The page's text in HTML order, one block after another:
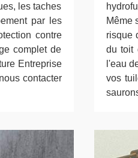
les taches
par les
contre
complet de
Entreprise
contacter
Même
risque
du toit
l'eau
vos